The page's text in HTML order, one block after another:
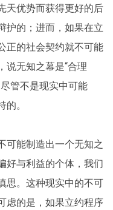
天优势而获得更好的后
护的；进而，如果在立
正的社会契约就不可能
说无知之幕是“合理
管不是现实中可能
。
可能制造出一个无知之
好与利益的个体，我们
思。这种现实中的不可
虑的是，如果立约程序